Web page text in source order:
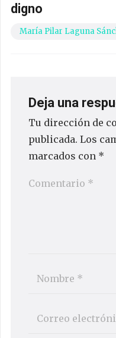
digno
María Pilar Laguna
Deja una
Tu dirección de
publicada. Los
marcados con *